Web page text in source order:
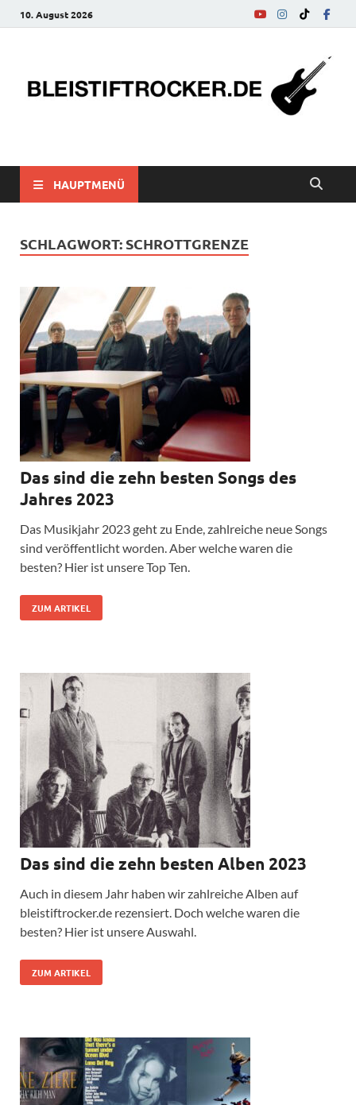
10. August 2026
bleistiftrocker.de
HAUPTMENÜ
SCHLAGWORT: SCHROTTGRENZE
Das sind die zehn besten Songs des
Jahres 2023
Das Musikjahr 2023 geht zu Ende, zahlreiche neue Songs
sind veröffentlicht worden. Aber welche waren die
besten? Hier ist unsere Top Ten.
ZUM ARTIKEL
Das sind die zehn besten Alben 2023
Auch in diesem Jahr haben wir zahlreiche Alben auf
bleistiftrocker.de rezensiert. Doch welche waren die
besten? Hier ist unsere Auswahl.
ZUM ARTIKEL